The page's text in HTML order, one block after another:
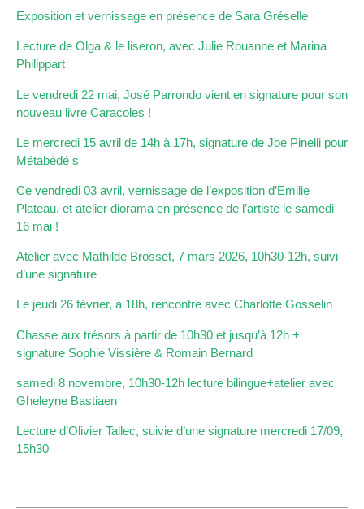
Exposition et vernissage en présence de Sara Gréselle
Lecture de Olga & le liseron, avec Julie Rouanne et Marina
Philippart
Le vendredi 22 mai, José Parrondo vient en signature pour son
nouveau livre Caracoles !
Le mercredi 15 avril de 14h à 17h, signature de Joe Pinelli pour
Métabédé s
Ce vendredi 03 avril, vernissage de l’exposition d’Emilie
Plateau, et atelier diorama en présence de l’artiste le samedi
16 mai !
Atelier avec Mathilde Brosset, 7 mars 2026, 10h30-12h, suivi
d’une signature
Le jeudi 26 février, à 18h, rencontre avec Charlotte Gosselin
Chasse aux trésors à partir de 10h30 et jusqu’à 12h +
signature Sophie Vissière & Romain Bernard
samedi 8 novembre, 10h30-12h lecture bilingue+atelier avec
Gheleyne Bastiaen
Lecture d’Olivier Tallec, suivie d’une signature mercredi 17/09,
15h30